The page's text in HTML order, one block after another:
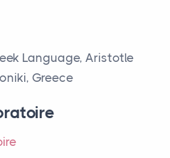
Language, Aristotle
Greece